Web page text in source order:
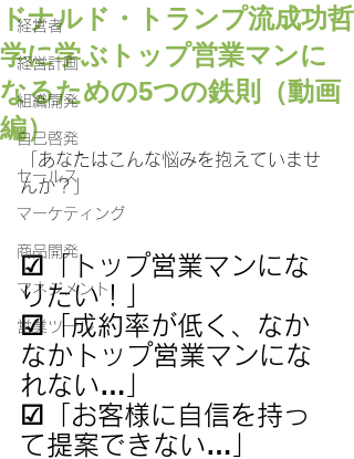
経営者
経営計画
組織開発
自己啓発
セールス
マーケティング
商品開発
マネジメント
営業ツール
ドナルド・トランプ流成功哲
学に学ぶトップ営業マンに
なるための5つの鉄則（動画
編）
「あなたはこんな悩みを抱えていませ
んか？」
☑「トップ営業マンにな
りたい！」
☑「成約率が低く、なか
なかトップ営業マンにな
れない…」
☑「お客様に自信を持っ
て提案できない…」